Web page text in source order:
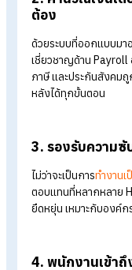
ต้นทาง
HumanSoft One
ทีเข้ากับการคำนว